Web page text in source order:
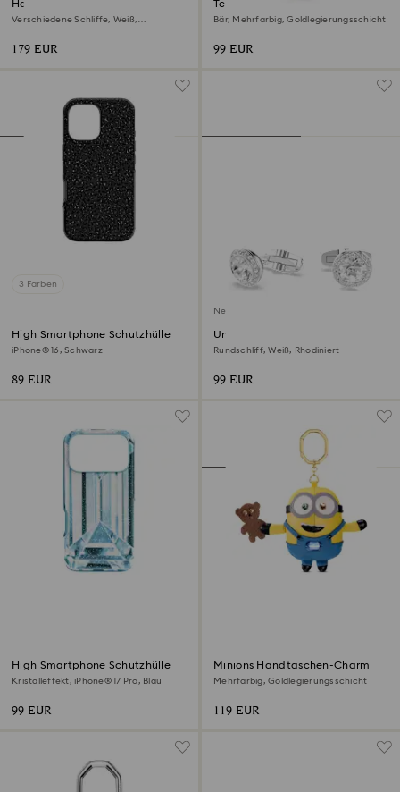
Handtaschen-Charm
Verschiedene Schliffe, Weiß,
179 EUR
Teddy Handtaschen-Charm
Bär, Mehrfarbig, Goldlegierungsschicht
99 EUR
3 Farben
High Smartphone Schutzhülle
iPhone® 16, Schwarz
89 EUR
Neu
Una Angelic
Manschettenknöpfe
Rundschliff, Weiß, Rhodiniert
99 EUR
High Smartphone Schutzhülle
Kristalleffekt, iPhone® 17 Pro, Blau
99 EUR
Minions Handtaschen-Charm
Mehrfarbig, Goldlegierungsschicht
119 EUR